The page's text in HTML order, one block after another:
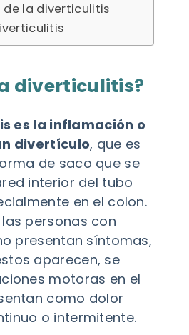
la diverticulitis
diverticulitis?
es la inflamación o
divertículo, que es
de saco que se
interior del tubo
en el colon.
personas con
presentan síntomas,
aparecen, se
motoras en el
como dolor
o intermitente.